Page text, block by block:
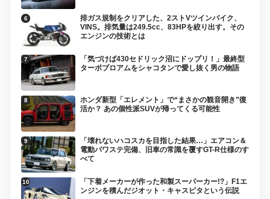
排ガス規制をクリアした、2ストVツインバイク、
VINS。排気量は249.5cc、83HPを絞り出す。その
エンジンの技術とは
「気づけば430セドリック沼にドップリ！」最終型
ターボブロアムをシャコタンで愛し抜く男の物語
ホンダ新型「エレメント」で“まさかの観音開き”復
活か？ あの個性派SUVが帰ってくる可能性
「壊れないハコスカを目指した結果…」エアコン＆
電動パワステ完備、旧車の常識を覆すGT-R仕様のす
べて
「下着メーカーが作った和製スーパーカー!?」F1エ
ンジンを積んだジオット・キャスピタという伝説